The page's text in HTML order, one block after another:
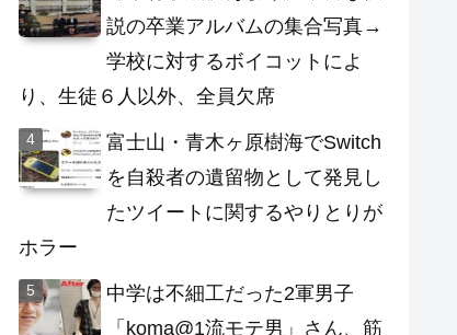
説の卒業アルバムの集合写真→
学校に対するボイコットによ
り、生徒６人以外、全員欠席
富士山・青木ヶ原樹海でSwitch
を自殺者の遺留物として発見し
たツイートに関するやりとりが
ホラー
中学は不細工だった2軍男子
「koma@1流モテ男」さん、筋